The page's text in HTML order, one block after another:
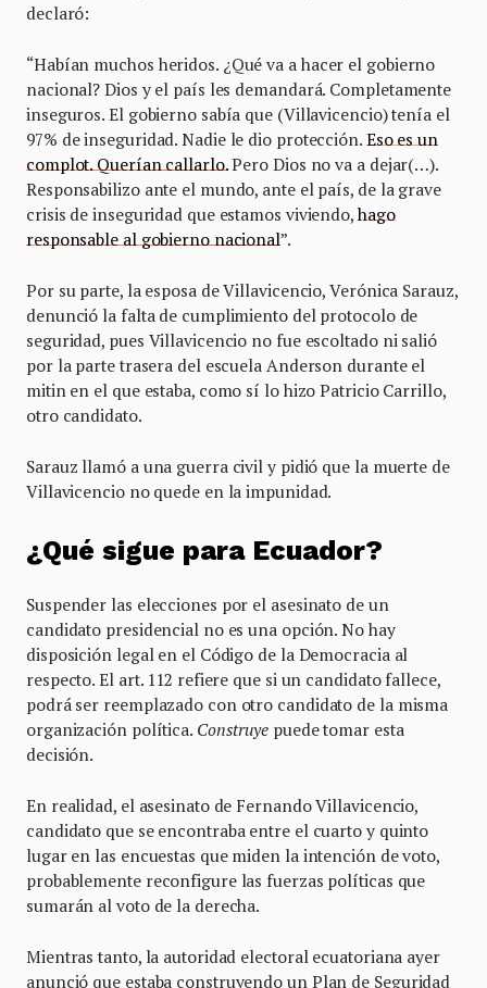
declaró:
“Habían muchos heridos. ¿Qué va a hacer el gobierno
nacional? Dios y el país les demandará. Completamente
inseguros. El gobierno sabía que (Villavicencio) tenía el
97% de inseguridad. Nadie le dio protección. Eso es un
complot. Querían callarlo.Pero Dios no va a dejar(…).
Responsabilizo ante el mundo, ante el país, de la grave
crisis de inseguridad que estamos viviendo, hago
responsable al gobierno nacional”.
Por su parte, la esposa de Villavicencio, Verónica Sarauz,
denunció la falta de cumplimiento del protocolo de
seguridad, pues Villavicencio no fue escoltado ni salió
por la parte trasera del escuela Anderson durante el
mitin en el que estaba, como sí lo hizo Patricio Carrillo,
otro candidato.
Sarauz llamó a una guerra civil y pidió que la muerte de
Villavicencio no quede en la impunidad.
¿Qué sigue para Ecuador?
Suspender las elecciones por el asesinato de un
candidato presidencial no es una opción. No hay
disposición legal en el Código de la Democracia al
respecto. El art. 112 refiere que si un candidato fallece,
podrá ser reemplazado con otro candidato de la misma
organización política. Construye puede tomar esta
decisión.
En realidad, el asesinato de Fernando Villavicencio,
candidato que se encontraba entre el cuarto y quinto
lugar en las encuestas que miden la intención de voto,
probablemente reconfigure las fuerzas políticas que
sumarán al voto de la derecha.
Mientras tanto, la autoridad electoral ecuatoriana ayer
anunció que estaba construyendo un Plan de Seguridad